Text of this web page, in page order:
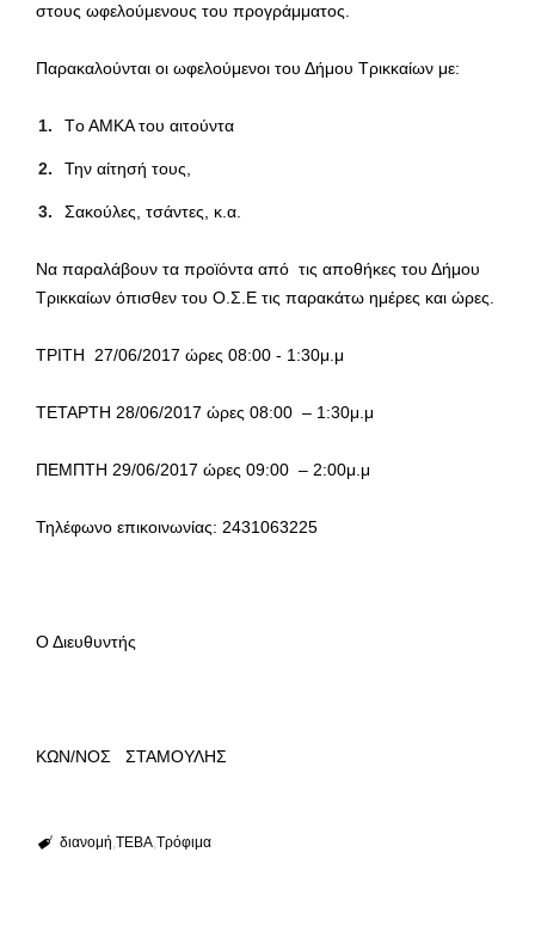
στους ωφελούμενους του προγράμματος.
Παρακαλούνται οι ωφελούμενοι του Δήμου Τρικκαίων με:
Tο ΑΜΚΑ του αιτούντα
Την αίτησή τους,
Σακούλες, τσάντες, κ.α.
Να παραλάβουν τα προϊόντα από τις αποθήκες του Δήμου
Τρικκαίων όπισθεν του Ο.Σ.Ε τις παρακάτω ημέρες και ώρες.
ΤΡΙΤΗ 27/06/2017 ώρες 08:00 ­- 1:30μ.μ
ΤΕΤΑΡΤΗ 28/06/2017 ώρες 08:00 – 1:30μ.μ
ΠΕΜΠΤΗ 29/06/2017 ώρες 09:00 – 2:00μ.μ
Τηλέφωνο επικοινωνίας: 2431063225
Ο Διευθυντής
ΚΩΝ/ΝΟΣ ΣΤΑΜΟΥΛΗΣ
διανομή ΤΕΒΑ Τρόφιμα